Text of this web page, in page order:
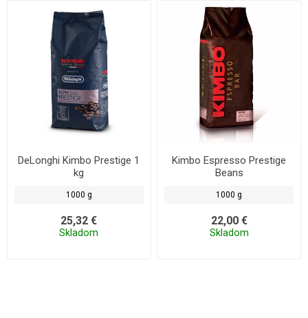
DeLonghi Kimbo Prestige 1
kg
1000 g
25,32 €
Skladom
Kimbo Espresso Prestige
Beans
1000 g
22,00 €
Skladom